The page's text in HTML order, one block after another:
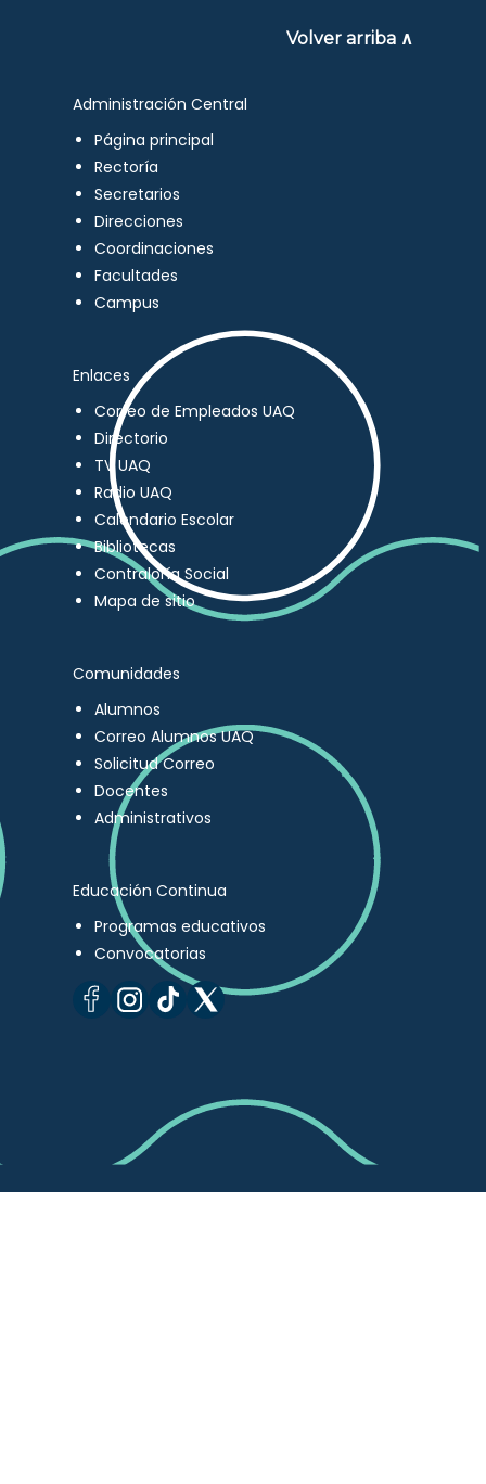
Volver arriba ∧
Administración Central
Página principal
Rectoría
Secretarios
Direcciones
Coordinaciones
Facultades
Campus
Enlaces
Correo de Empleados UAQ
Directorio
TV UAQ
Radio UAQ
Calendario Escolar
Bibliotecas
Contraloría Social
Mapa de sitio
Comunidades
Alumnos
Correo Alumnos UAQ
Solicitud Correo
Docentes
Administrativos
Educación Continua
Programas educativos
Convocatorias